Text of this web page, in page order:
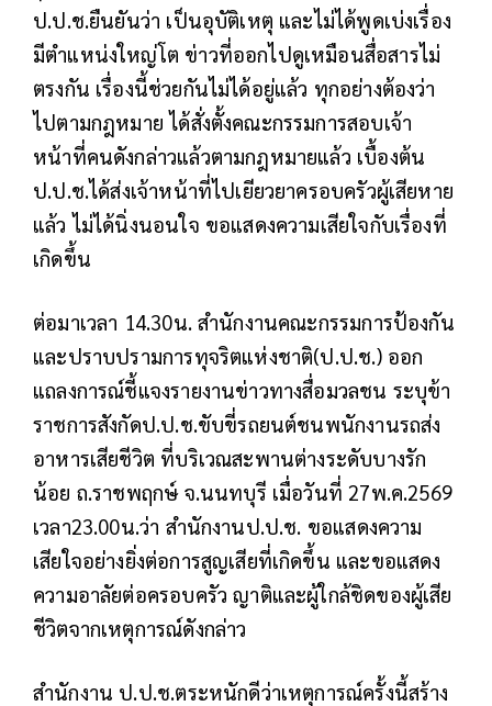
ป.ป.ช.ยืนยันว่า เป็นอุบัติเหตุ และไม่ได้พูดเบ่งเรื่อง
มีตำแหน่งใหญ่โต ข่าวที่ออกไปดูเหมือนสื่อสารไม่
ตรงกัน เรื่องนี้ช่วยกันไม่ได้อยู่แล้ว ทุกอย่างต้องว่า
ไปตามกฎหมาย ได้สั่งตั้งคณะกรรมการสอบเจ้า
หน้าที่คนดังกล่าวแล้วตามกฎหมายแล้ว เบื้องต้น
ป.ป.ช.ได้ส่งเจ้าหน้าที่ไปเยียวยาครอบครัวผู้เสียหาย
แล้ว ไม่ได้นิ่งนอนใจ ขอแสดงความเสียใจกับเรื่องที่
เกิดขึ้น
ต่อมาเวลา 14.30น. สำนักงานคณะกรรมการป้องกัน
และปราบปรามการทุจริตแห่งชาติ(ป.ป.ช.) ออก
แถลงการณ์ชี้แจงรายงานข่าวทางสื่อมวลชน ระบุข้า
ราชการสังกัดป.ป.ช.ขับขี่รถยนต์ชนพนักงานรถส่ง
อาหารเสียชีวิต ที่บริเวณสะพานต่างระดับบางรัก
น้อย ถ.ราชพฤกษ์ จ.นนทบุรี เมื่อวันที่ 27พ.ค.2569
เวลา23.00น.ว่า สำนักงานป.ป.ช. ขอแสดงความ
เสียใจอย่างยิ่งต่อการสูญเสียที่เกิดขึ้น และขอแสดง
ความอาลัยต่อครอบครัว ญาติและผู้ใกล้ชิดของผู้เสีย
ชีวิตจากเหตุการณ์ดังกล่าว
สำนักงาน ป.ป.ช.ตระหนักดีว่าเหตุการณ์ครั้งนี้สร้าง